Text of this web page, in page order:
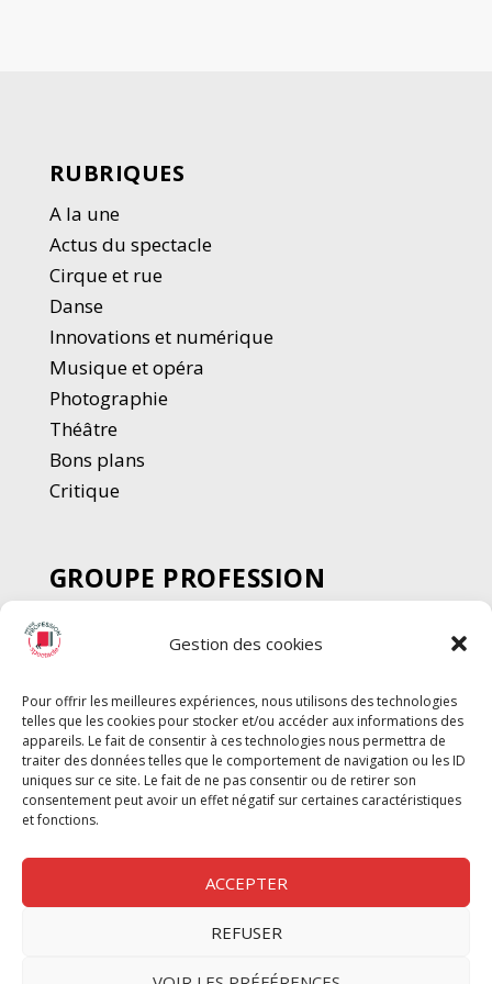
Gestion des cookies
Pour offrir les meilleures expériences, nous utilisons des technologies
telles que les cookies pour stocker et/ou accéder aux informations des
appareils. Le fait de consentir à ces technologies nous permettra de
traiter des données telles que le comportement de navigation ou les ID
uniques sur ce site. Le fait de ne pas consentir ou de retirer son
consentement peut avoir un effet négatif sur certaines caractéristiques
et fonctions.
ACCEPTER
REFUSER
RUBRIQUES
A la une
Actus du spectacle
Cirque et rue
Danse
Innovations et numérique
Musique et opéra
Photographie
Théâtre
Bons plans
Critique
GROUPE PROFESSION
SPECTACLE
Chèque Intermittents
Chèque Compta
Chèque Emploi Spectacle
G-Pods
Profession Audio-visuel
Nous contacter